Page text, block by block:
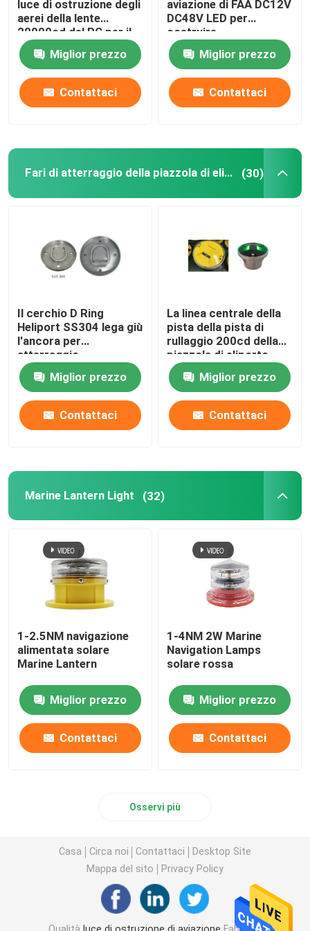
Luci del cuscinetto dell'elicottero
Luci di navigazione alimentate solari
luce di ostruzione degli
aerei della lente
20000cd del PC per il
camino
Miglior prezzo
Contattaci
aviazione di FAA DC12V
DC48V LED per
costruire
Miglior prezzo
Contattaci
Fari di atterraggio della piazzola di eliporto (30)
Il cerchio D Ring
Heliport SS304 lega giù
l'ancora per
atterraggio
dell'elicottero
Miglior prezzo
Contattaci
La linea centrale della
pista della pista di
rullaggio 200cd della
piazzola di eliporto
accende la colata di
alluminioMiglior prezzo
Contattaci
Marine Lantern Light (32)
1-2.5NM navigazione
alimentata solare
Marine Lantern
Miglior prezzo
Contattaci
1-4NM 2W Marine
Navigation Lamps
solare rossa
Miglior prezzo
Contattaci
Osservi più
Casa Circa noi Contattaci
Desktop Site
Mappa del sito
Privacy Policy